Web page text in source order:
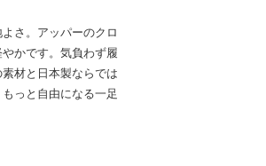
さ。アッパーのクロ
かです。気負わず履
材と日本製ならでは
っと自由になる一足